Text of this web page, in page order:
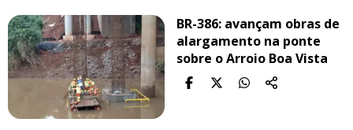
BR-386: avançam obras de
alargamento na ponte
sobre o Arroio Boa Vista